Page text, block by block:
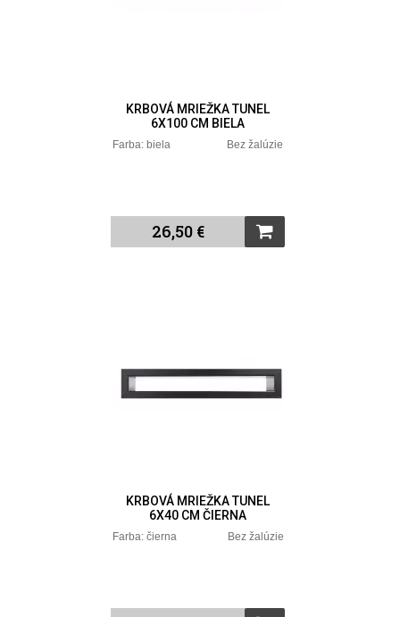
KRBOVÁ MRIEŽKA TUNEL
6X100 CM BIELA
Farba: biela Bez žalúzie
26,50 €
KRBOVÁ MRIEŽKA TUNEL
6X40 CM ČIERNA
Farba: čierna Bez žalúzie